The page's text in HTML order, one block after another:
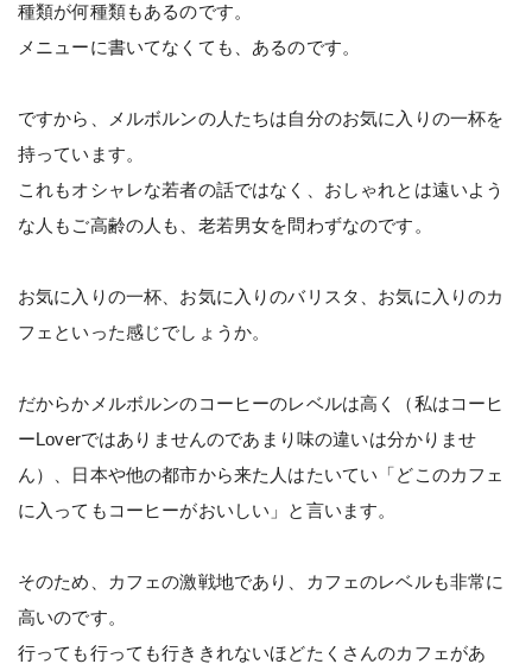
種類が何種類もあるのです。
メニューに書いてなくても、あるのです。
ですから、メルボルンの人たちは自分のお気に入りの一杯を
持っています。
これもオシャレな若者の話ではなく、おしゃれとは遠いよう
な人もご高齢の人も、老若男女を問わずなのです。
お気に入りの一杯、お気に入りのバリスタ、お気に入りのカ
フェといった感じでしょうか。
だからかメルボルンのコーヒーのレベルは高く（私はコーヒ
ーLoverではありませんのであまり味の違いは分かりませ
ん）、日本や他の都市から来た人はたいてい「どこのカフェ
に入ってもコーヒーがおいしい」と言います。
そのため、カフェの激戦地であり、カフェのレベルも非常に
高いのです。
行っても行っても行ききれないほどたくさんのカフェがあ